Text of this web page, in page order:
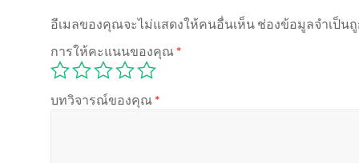
อีเมลของคุณจะไม่แสดงให้คนอื่นเห็น ช่องข้อมูลจำเป็น
การให้คะแนนของคุณ *
บทวิจารณ์ของคุณ *